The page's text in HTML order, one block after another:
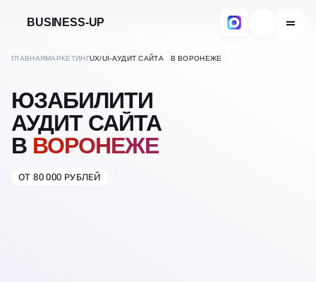
BUSINESS-UP
ГЛАВНАЯМАРКЕТИНГUX/UI-АУДИТ САЙТА В ВОРОНЕЖЕ
ЮЗАБИЛИТИ
АУДИТ САЙТА
В ВОРОНЕЖЕ
ОТ 80 000 РУБЛЕЙ